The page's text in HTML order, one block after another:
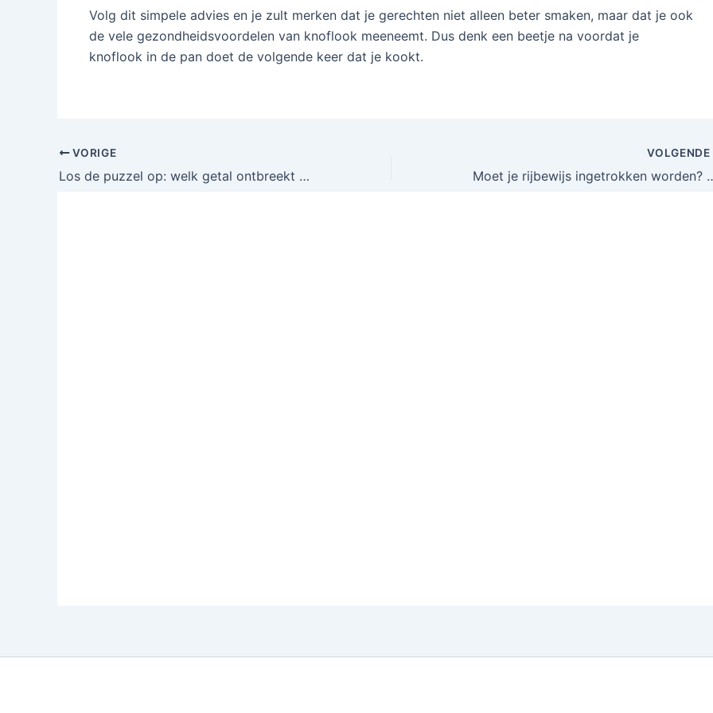
Volg dit simpele advies en je zult merken dat je gerechten niet alleen beter smaken, maar dat je ook
de vele gezondheidsvoordelen van knoflook meeneemt. Dus denk een beetje na voordat je
knoflook in de pan doet de volgende keer dat je kookt.
VORIGE
Los de puzzel op: welk getal ontbreekt om de som twaalf te bereiken?
VOLGENDE
Moet je rijbewijs ingetrokken